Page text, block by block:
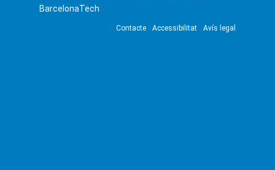
BarcelonaTech
Contacte Accessibilitat Avís legal